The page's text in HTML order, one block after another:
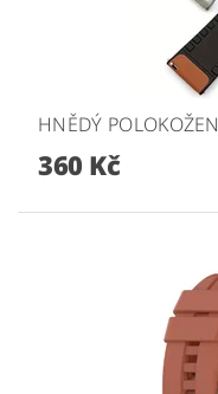
HNĚDÝ
360 Kč